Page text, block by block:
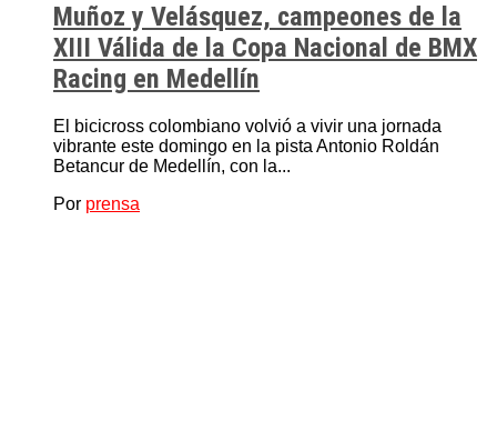
Muñoz y Velásquez, campeones de la
XIII Válida de la Copa Nacional de BMX
Racing en Medellín
El bicicross colombiano volvió a vivir una jornada
vibrante este domingo en la pista Antonio Roldán
Betancur de Medellín, con la...
Por prensa